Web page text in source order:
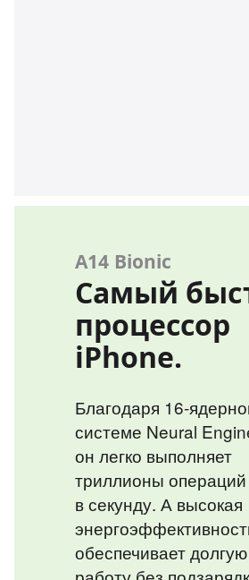
A14 Bionic
Самый
процессор
iPhone.
Благодаря
системе Neural
он легко выполняет
триллионы операций
в секунду. А высокая
обеспечивает долгую